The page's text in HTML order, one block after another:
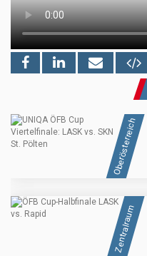
Oberösterreich
Zentralraum